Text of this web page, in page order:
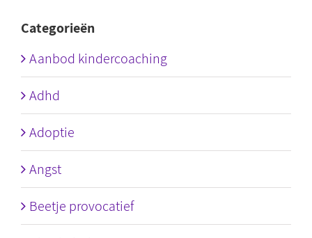
Categorieën
Aanbod kindercoaching
Adhd
Adoptie
Angst
Beetje provocatief